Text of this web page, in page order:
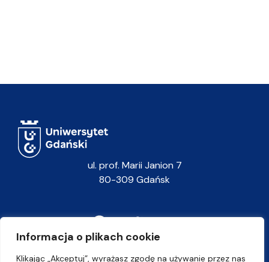
Informacja o plikach cookie
Klikając „Akceptuj”, wyrażasz zgodę na używanie przez nas
ul. prof. Marii Janion 7
80-309 Gdańsk